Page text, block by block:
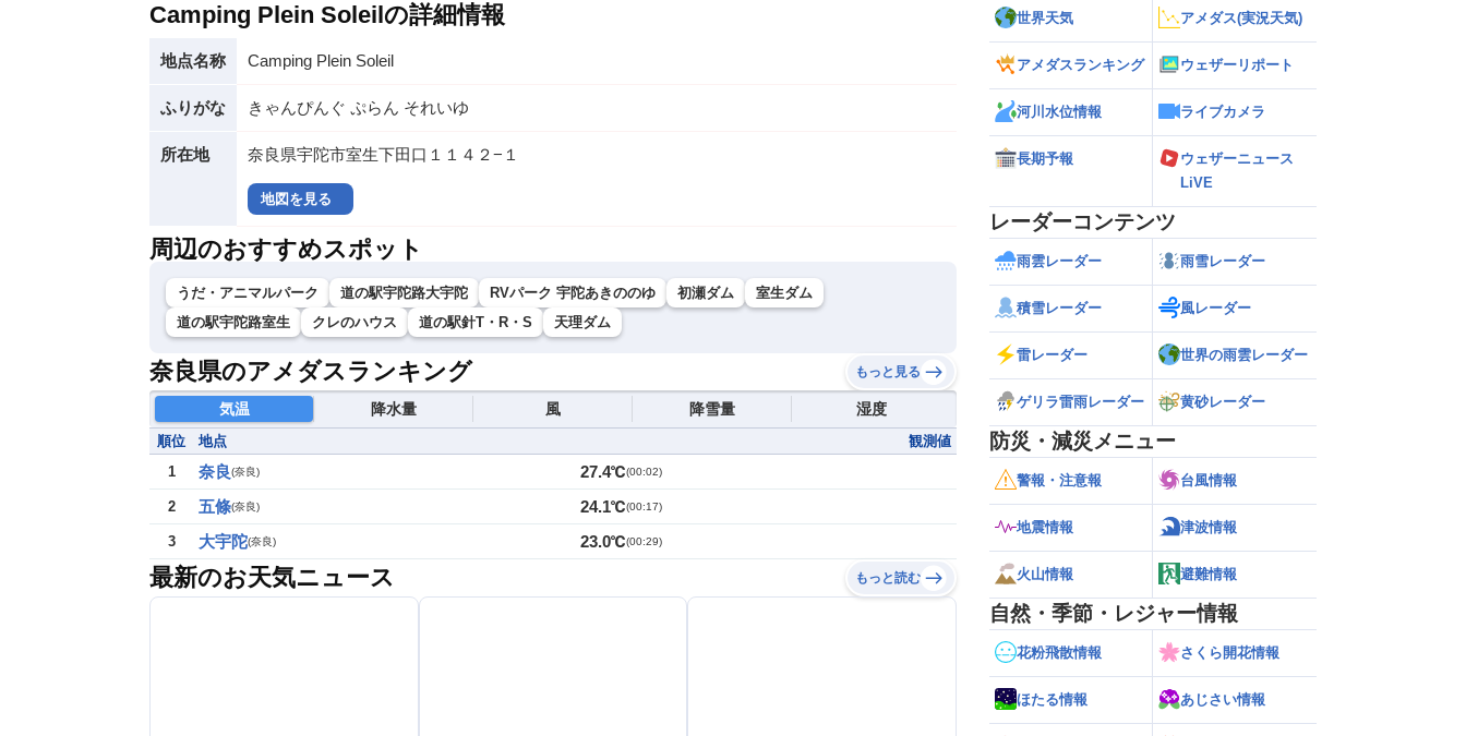
Camping Plein Soleilの詳細情報
地点名称 Camping Plein Soleil
ふりがな きゃんぴんぐ ぷらん それいゆ
所在地 奈良県宇陀市室生下田口１１４２−１
地図を見る
周辺のおすすめスポット
うだ・アニマルパーク 道の駅宇陀路大宇陀 RVパーク 宇陀あきののゆ 初瀬ダム
室生ダム
道の駅宇陀路室生
クレのハウス 道の駅針T・R・S 天理ダム
奈良県のアメダスランキング もっと見る
気温 降水量 風 降雪量 湿度
順位 地点
観測値
1
奈良(奈良) 27.4℃(00:02)
2 五條(奈良) 24.1℃(00:17)
3 大宇陀(奈良) 23.0℃(00:29)
最新のお天気ニュース もっと読む
世界天気 アメダス(実況天気)
アメダスランキング ウェザーリポート
河川水位情報 ライブカメラ
長期予報
ウェザーニュース
LiVE
レーダーコンテンツ
雨雲レーダー 雨雪レーダー
積雪レーダー 風レーダー
雷レーダー 世界の雨雲レーダー
ゲリラ雷雨レーダー 黄砂レーダー
防災・減災メニュー
警報・注意報 台風情報
地震情報 津波情報
火山情報 避難情報
自然・季節・レジャー情報
花粉飛散情報 さくら開花情報
ほたる情報 あじさい情報